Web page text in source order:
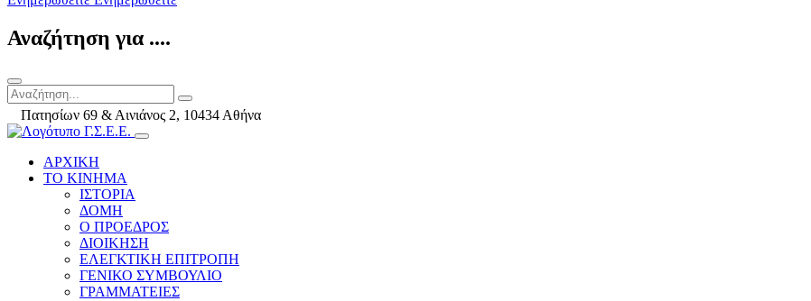
Αναζήτηση για ....
Πατησίων 69 & Αινιάνος 2, 10434 Αθήνα
ΑΡΧΙΚΗ
ΤΟ ΚΙΝΗΜΑ
ΙΣΤΟΡΙΑ
ΔΟΜΗ
Ο ΠΡΟΕΔΡΟΣ
ΔΙΟΙΚΗΣΗ
ΕΛΕΓΚΤΙΚΗ ΕΠΙΤΡΟΠΗ
ΓΕΝΙΚΟ ΣΥΜΒΟΥΛΙΟ
ΓΡΑΜΜΑΤΕΙΕΣ